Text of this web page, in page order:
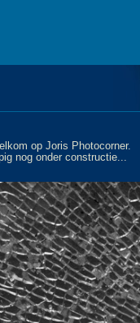
op Joris Photocorner.
nog onder constructie...